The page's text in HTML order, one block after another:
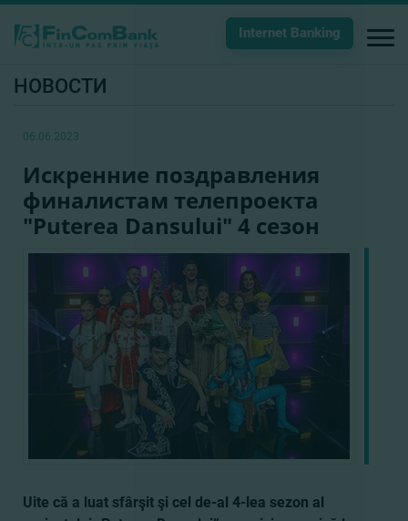
Internet Banking
НОВОСТИ
06.06.2023
Искренние поздравления
финалистам телепроекта
"Puterea Dansului" 4 сезон
Uite că a luat sfârşit şi cel de-al 4-lea sezon al